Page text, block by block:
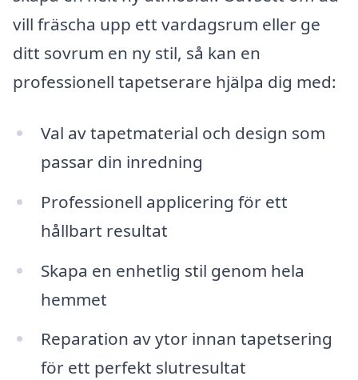
vill fräscha upp ett vardagsrum eller ge
ditt sovrum en ny stil, så kan en
professionell tapetserare hjälpa dig med:
Val av tapetmaterial och design som
passar din inredning
Professionell applicering för ett
hållbart resultat
Skapa en enhetlig stil genom hela
hemmet
Reparation av ytor innan tapetsering
för ett perfekt slutresultat